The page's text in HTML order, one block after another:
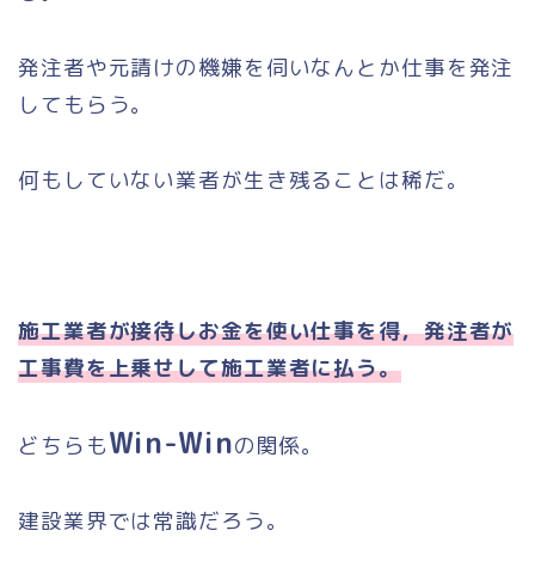
発注者や元請けの機嫌を伺いなんとか仕事を発注
してもらう。
何もしていない業者が生き残ることは稀だ。
施工業者が接待しお金を使い仕事を得，発注者が
工事費を上乗せして施工業者に払う。
どちらもWin-Winの関係。
建設業界では常識だろう。